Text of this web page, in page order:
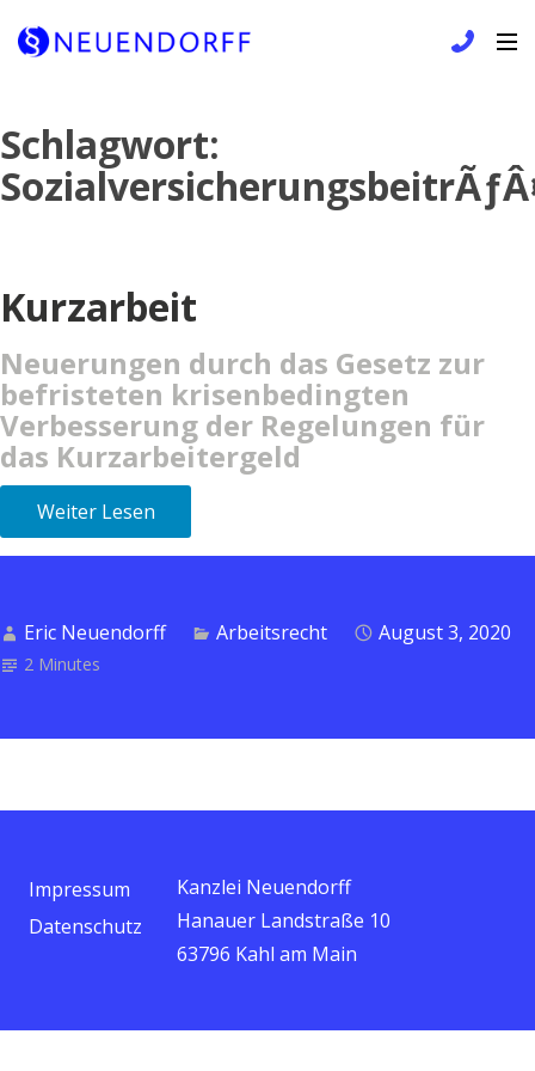
to
content
Schlagwort:
Kurzarbeit
Neuerungen durch das Gesetz zur
befristeten krisenbedingten
Verbesserung der Regelungen für
das Kurzarbeitergeld
Weiter Lesen
Eric Neuendorff Arbeitsrecht August 3, 2020
2 Minutes
Impressum
Datenschutz
Kanzlei Neuendorff
Hanauer Landstraße 10
63796 Kahl am Main